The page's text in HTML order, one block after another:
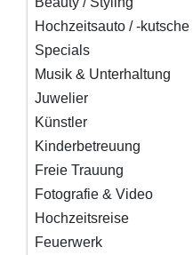
Hochzeitsauto / -kutsche
Specials
Musik & Unterhaltung
Juwelier
Künstler
Kinderbetreuung
Freie Trauung
Fotografie & Video
Hochzeitsreise
Feuerwerk